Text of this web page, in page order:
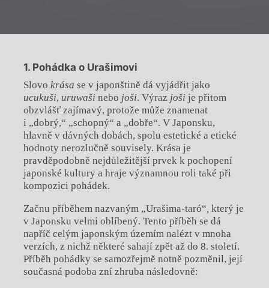
1. Pohádka o Urašimovi
Slovo krása se v japonštině dá vyjádřit jako
ucukuši, uruwaši nebo joši. Výraz joši je přitom
obzvlášť zajímavý, protože může znamenat
i „dobrý,“ „schopný“ a „dobře“. V Japonsku,
hlavně v dávných dobách, spolu estetické a etické
hodnoty nerozlučně souvisely. Krása je
pravděpodobně nejdůležitější prvek k pochopení
japonské kultury a hraje významnou roli také při
kompozici pohádek.
Začnu příběhem nazvaným „Urašima-taró“, který je
v Japonsku velmi oblíbený. Tento příběh se dá
napříč celým japonským územím nalézt v mnoha
verzích, z nichž některé sahají zpět až do 8. století.
Příběh pohádky se samozřejmě notně pozměnil, její
současná podoba zní zhruba následovně: